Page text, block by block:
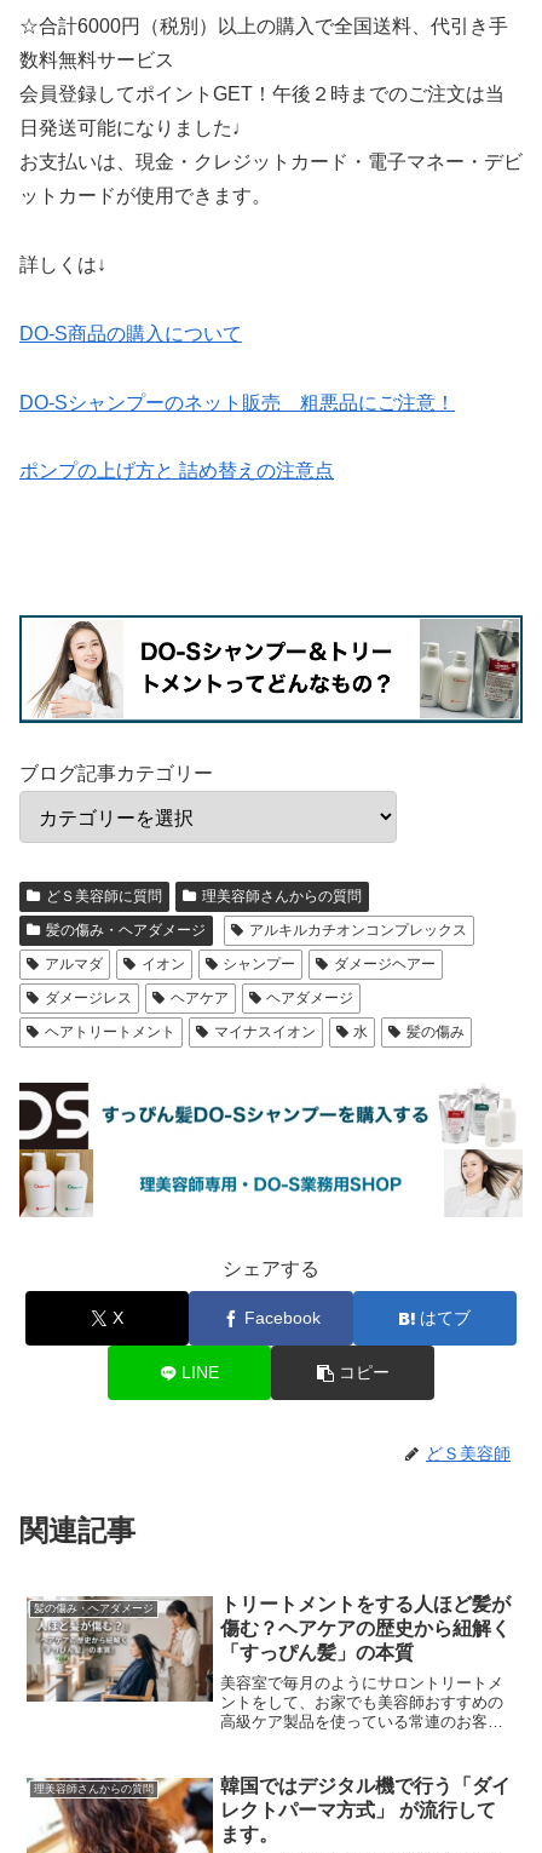
☆合計6000円（税別）以上の購入で全国送料、代引き手
数料無料サービス
会員登録してポイントGET！午後２時までのご注文は当
日発送可能になりました♩
お支払いは、現金・クレジットカード・電子マネー・デビ
ットカードが使用できます。
詳しくは↓
DO-S商品の購入について
DO-Sシャンプーのネット販売 粗悪品にご注意！
ポンプの上げ方と 詰め替えの注意点
ブログ記事カテゴリー
どＳ美容師に質問
理美容師さんからの質問
髪の傷み・ヘアダメージ
アルキルカチオンコンプレックス
アルマダ
イオン シャンプー
ダメージヘアー
ダメージレス
ヘアケア
ヘアダメージ
ヘアトリートメント
マイナスイオン 水 髪の傷み
シェアする
X Facebook はてブ
LINE コピー
どＳ美容師
関連記事
髪の傷み・ヘアダメージ
トリートメントをする人ほど髪が
傷む？ヘアケアの歴史から紐解く
「すっぴん髪」の本質
美容室で毎月のようにサロントリートメ
ントをして、お家でも美容師おすすめの
高級ケア製品を使っている常連のお客
りも確実に髪がボサボサ...
理美容師さんからの質問
韓国ではデジタル機で行う「ダイ
レクトパーマ方式」 が流行して
ます。